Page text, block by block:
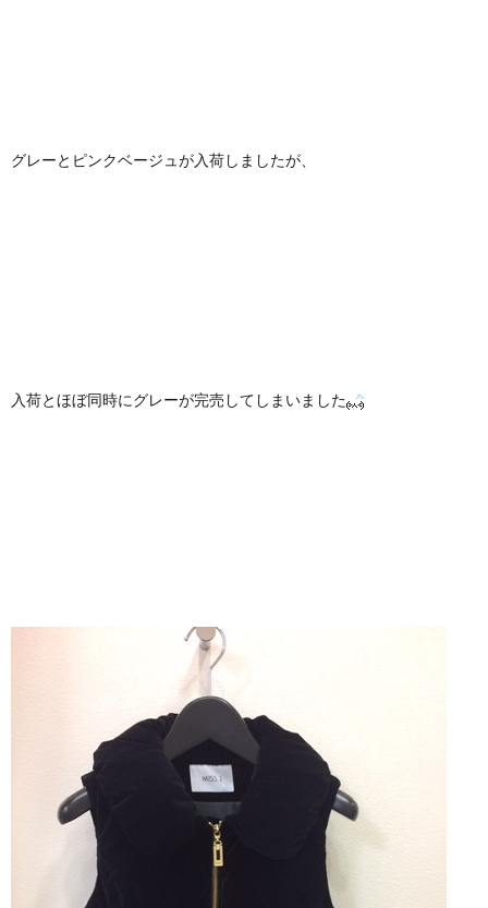
グレーとピンクベージュが入荷しましたが、
入荷とほぼ同時にグレーが完売してしまいました